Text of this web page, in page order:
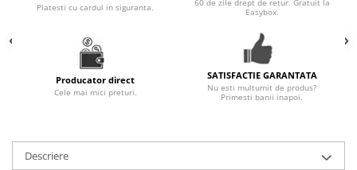
Platesti cu cardul in siguranta.
60 de zile drept de retur. Gratuit la
Easybox.
Producator direct
Cele mai mici preturi.
SATISFACTIE GARANTATA
Nu esti multumit de produs?
Primesti banii inapoi.
Descriere